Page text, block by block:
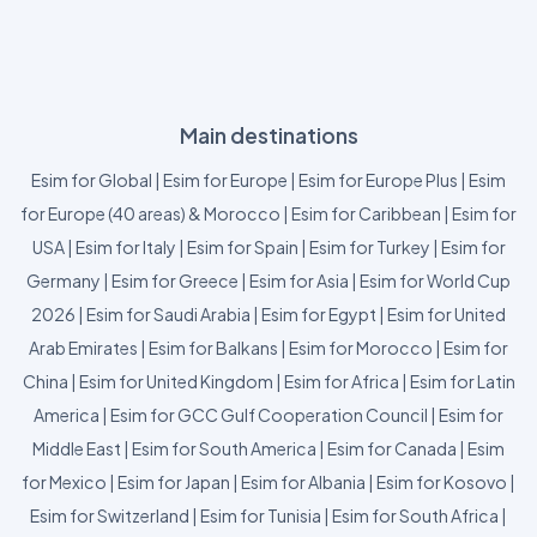
Main destinations
Esim for Global | Esim for Europe | Esim for Europe Plus | Esim
for Europe (40 areas) & Morocco | Esim for Caribbean | Esim for
USA| Esim for Italy | Esim for Spain | Esim for Turkey | Esim for
Germany | Esim for Greece | Esim for Asia | Esim for World Cup
2026 | Esim for Saudi Arabia | Esim for Egypt | Esim for United
Arab Emirates | Esim for Balkans | Esim for Morocco | Esim for
China | Esim for United Kingdom | Esim for Africa | Esim for Latin
America | Esim for GCC Gulf Cooperation Council | Esim for
Middle East | Esim for South America | Esim for Canada | Esim
for Mexico | Esim for Japan | Esim for Albania | Esim for Kosovo |
Esim for Switzerland | Esim for Tunisia | Esim for South Africa |